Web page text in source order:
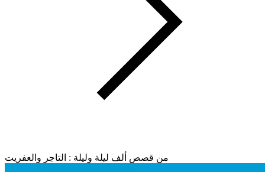
من قصص ألف ليلة وليلة : التاجر والعفريت